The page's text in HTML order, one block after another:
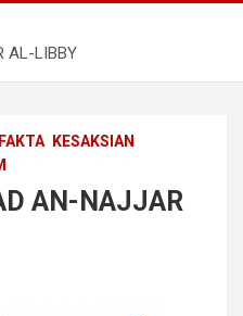
AL-LIBBY
KESAKSIAN
AN-NAJJAR